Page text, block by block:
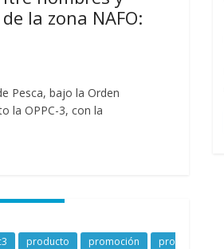
la zona NAFO:
Pesca, bajo la Orden
la OPPC-3, con la
producto promoción
pro